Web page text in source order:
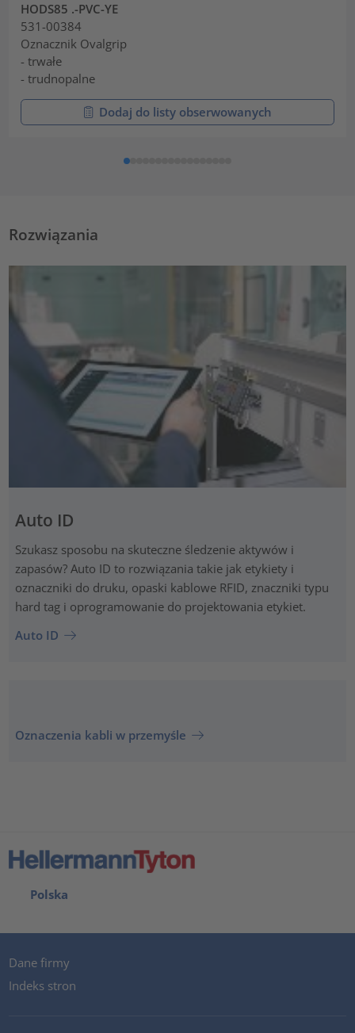
HODS85 .-PVC-YE
531-00384
Oznacznik Ovalgrip
- trwałe
- trudnopalne
Dodaj do listy obserwowanych
Rozwiązania
Auto ID
Szukasz sposobu na skuteczne śledzenie aktywów i
zapasów? Auto ID to rozwiązania takie jak etykiety i
oznaczniki do druku, opaski kablowe RFID, znaczniki typu
hard tag i oprogramowanie do projektowania etykiet.
Auto ID
Oznaczenia kabli w przemyśle
Polska
Dane firmy
Indeks stron